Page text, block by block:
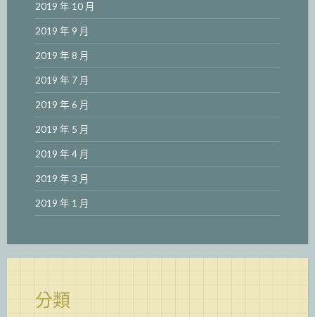
2019 年 10 月
2019 年 9 月
2019 年 8 月
2019 年 7 月
2019 年 6 月
2019 年 5 月
2019 年 4 月
2019 年 3 月
2019 年 1 月
分類